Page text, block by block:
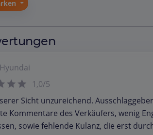
Hyundai
1,0/5
Sicht unzureichend.
Kommentare des Verkäufers, wenig
sowie fehlende Kulanz, die erst